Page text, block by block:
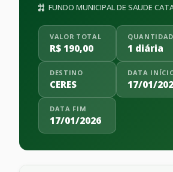
FUNDO MUNICIPAL DE SAUDE
VALOR TOTAL
R$ 190,00 1 diária
DESTINO
CERES
DATA
17/01/
DATA FIM
17/01/2026